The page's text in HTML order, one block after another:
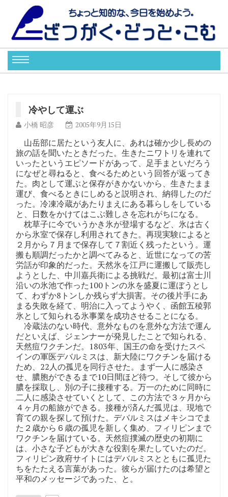
冷やして運ぶ
小橋 昭彦 2005年9月15日
山岳部に居たという友人に、あれは確か少し長めの
旅の話を聞いたときだった。生きたニワトリを連れて
いったというエピソードがあって、足手まといだろう
になぜと尋ねると、食べるためという回答が返ってき
た。肉として運ぶと保存がきかないから、生きたまま
運び、食べるときにしめると説明され、納得したのだ
った。冷凍冷蔵があたりまえにある暮らしをしている
と、日数をかけてはこぶ難しさを忘れがちになる。
枕草子に今でいうかき氷が登場するなど、氷は古く
から氷室で保存し利用されてきた。再現実験によると
２月から７月まで保存して７割近く残ったという。運
搬も順調だったかと調べてみると、近世になっての苦
労話が印象的だった。天然氷を江戸に運搬して販売し
ようとした、中川嘉兵衛による挑戦だ。最初は富士川
沿いの氷池で作った100トンの氷を盛夏に運ぼうとし
て、わずか8トンしか残らず大損害。その後片手にあ
まる失敗を経て、明治に入ってようやく、函館五稜郭
氷として知られる氷事業を成功させることになる。
冷蔵法のない時代、意外なものを意外な方法で運ん
だといえば、ジェンナーが発見したことで知られる、
天然痘ワクチンだ。1803年、国王の命を受けたスペ
インの軍医デバルミスは、新大陸にワクチンを届ける
ため、22人の孤児を同行させた。まず一人に感染さ
せ、膿胞ができるまで10日間ほど待つ。そして彼から
膿を採取し、別の子に接種する。万一のために同時に
二人に感染させていくとして、この方法で３ヶ月から
４ヶ月の船旅ができる。接種が済んだ孤児は、現地で
育ての親を探して預けた。デバルミスはメキシコでま
た２歳から６歳の孤児を新しく集め、フィリピンまで
ワクチンを届けている。天然痘撲滅の歴史の初期に
は、小さな子どもが大きな役割を果たしていたのだ。
フィリピン政府サイトにはデバルミスとともに孤児た
ちをたたえる言葉があった。彼らが届けたのは希望と
平和のメッセージであった、と。